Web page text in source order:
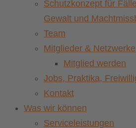
Schutzkonzept für
Gewalt und
Team
Mitglieder & Netzwerke
Mitglied werden
Jobs, Praktika,
Kontakt
Was wir können
Serviceleistungen